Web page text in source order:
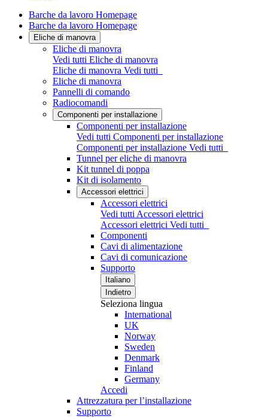
Barche da lavoro Homepage
Barche da lavoro Homepage
Eliche di manovra
Eliche di manovra
Vedi tutti Eliche di manovra
Eliche di manovra Vedi tutti
Eliche di manovra
Pannelli di comando
Radiocomandi
Componenti per installazione
Componenti per installazione
Vedi tutti Componenti per installazione
Componenti per installazione Vedi tutti
Tunnel per eliche di manovra
Kit tunnel di poppa
Kit di isolamento
Accessori elettrici
Accessori elettrici
Vedi tutti Accessori elettrici
Accessori elettrici Vedi tutti
Componenti
Cavi di alimentazione
Cavi di comunicazione
Supporto
Italiano
Indietro
Seleziona lingua
International
UK
Norway
Sweden
Denmark
Finland
Germany
Accedi
Attrezzatura per l’installazione
Supporto